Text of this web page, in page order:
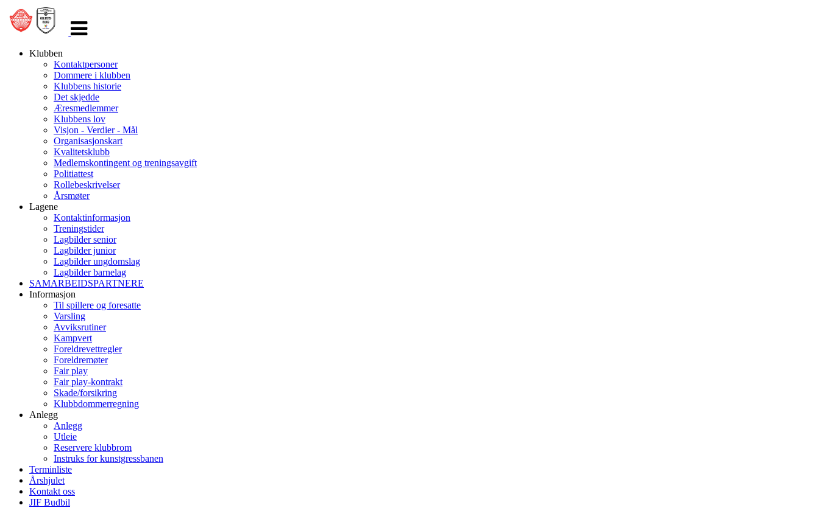
navigasjon
Klubben
Kontaktpersoner
Dommere i klubben
Klubbens historie
Det skjedde
Æresmedlemmer
Klubbens lov
Visjon - Verdier - Mål
Organisasjonskart
Kvalitetsklubb
Medlemskontingent og treningsavgift
Politiattest
Rollebeskrivelser
Årsmøter
Lagene
Kontaktinformasjon
Treningstider
Lagbilder senior
Lagbilder junior
Lagbilder ungdomslag
Lagbilder barnelag
SAMARBEIDSPARTNERE
Informasjon
Til spillere og foresatte
Varsling
Avviksrutiner
Kampvert
Foreldrevettregler
Foreldremøter
Fair play
Fair play-kontrakt
Skade/forsikring
Klubbdommerregning
Anlegg
Anlegg
Utleie
Reservere klubbrom
Instruks for kunstgressbanen
Terminliste
Årshjulet
Kontakt oss
JIF Budbil